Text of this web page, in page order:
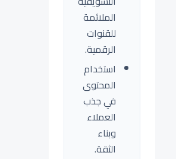
الملائمة
للقنوات
الرقمية.
استخدام
المحتوى
في جذب
العملاء
وبناء
الثقة.